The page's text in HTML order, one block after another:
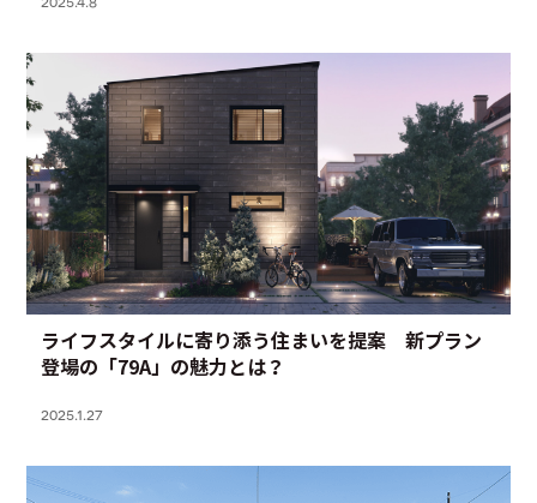
ライフスタイルに寄り添う住まいを提案 新プラン
登場の「79A」の魅力とは？
2025.1.27